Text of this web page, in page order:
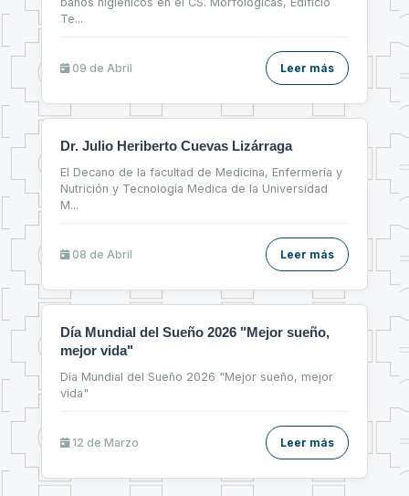
Te...
09 de Abril Leer más
Dr. Julio Heriberto Cuevas Lizárraga
El Decano de la facultad de Medicina, Enfermería y
Nutrición y Tecnología Medica de la Universidad
M...
08 de Abril Leer más
Día Mundial del Sueño 2026 "Mejor sueño,
mejor vida"
Día Mundial del Sueño 2026 "Mejor sueño, mejor
vida"
12 de Marzo Leer más